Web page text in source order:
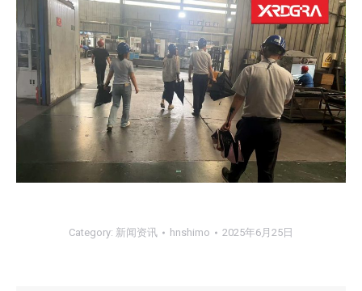
Category: 新闻资讯 hnshimo 2025年6月25日